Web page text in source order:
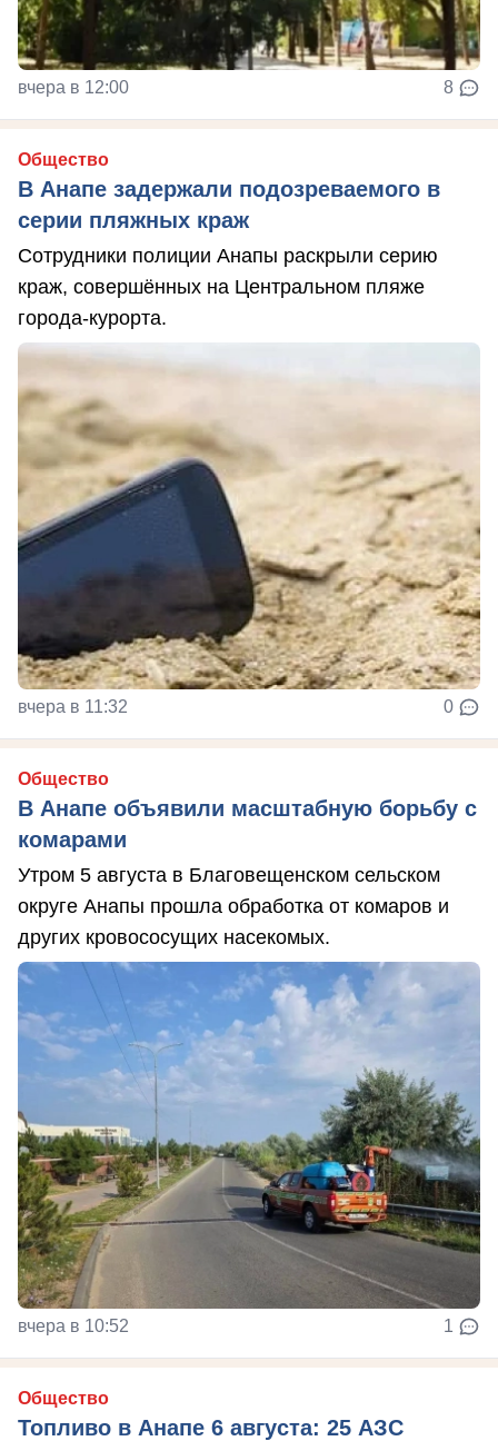
вчера в 12:00 8
Общество
В Анапе задержали подозреваемого в
серии пляжных краж
Сотрудники полиции Анапы раскрыли серию
краж, совершённых на Центральном пляже
города-курорта.
вчера в 11:32 0
Общество
В Анапе объявили масштабную борьбу с
комарами
Утром 5 августа в Благовещенском сельском
округе Анапы прошла обработка от комаров и
других кровососущих насекомых.
вчера в 10:52 1
Общество
Топливо в Анапе 6 августа: 25 АЗС